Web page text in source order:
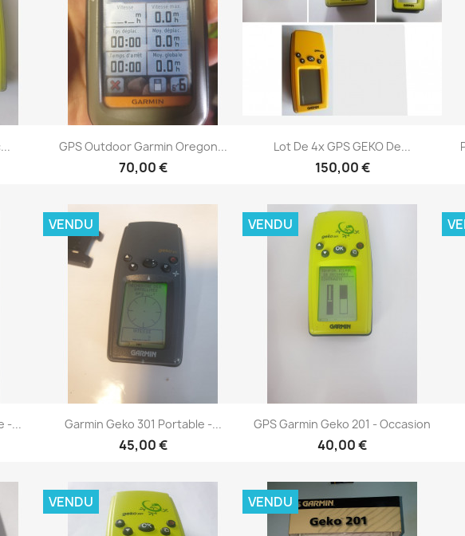
Aperçu rapide
GPS Outdoor Garmin Oregon...
70,00 €
Aperçu rapide
Lot De 4x GPS GEKO De...
150,00 €
-... Aperçu rapide
Garmin Geko 301 Portable -...
45,00 €
VENDU
Aperçu rapide
GPS Garmin Geko 201 - Occasion
40,00 €
VENDU
VENDU VENDU